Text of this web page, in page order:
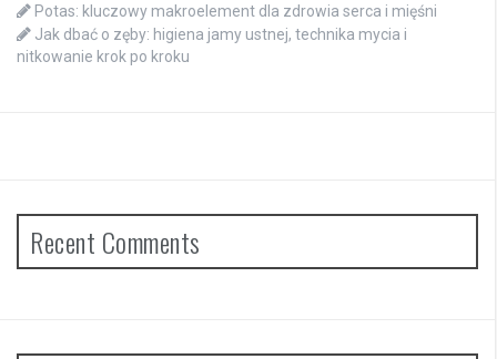
Potas: kluczowy makroelement dla zdrowia serca i mięśni
Jak dbać o zęby: higiena jamy ustnej, technika mycia i
nitkowanie krok po kroku
Recent Comments